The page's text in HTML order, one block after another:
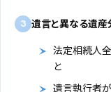
3 遺言と異なる遺産
法定相続人
と
遺言執行者